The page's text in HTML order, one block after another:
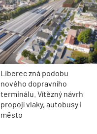
Liberec zná podobu
nového dopravního
terminálu. Vítězný návrh
propojí vlaky, autobusy i
město